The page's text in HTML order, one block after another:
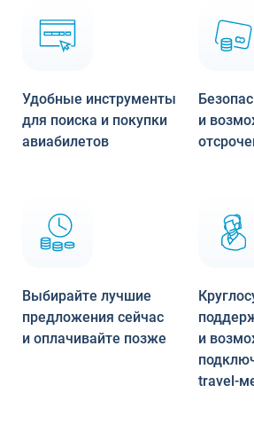
Удобные инструменты
для поиска и покупки
авиабилетов
и
Выбирайте лучшие
предложения сейчас
и оплачивайте позже
и
travel-